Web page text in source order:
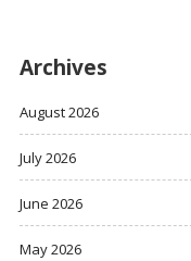
Archives
August 2026
July 2026
June 2026
May 2026